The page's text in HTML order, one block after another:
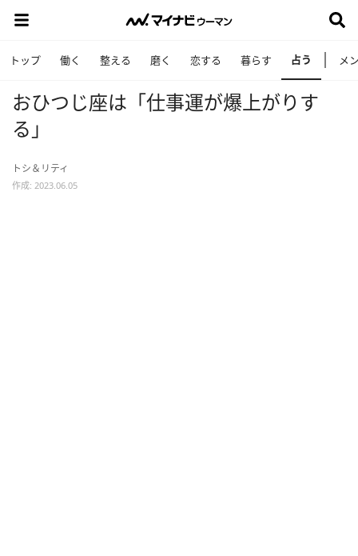
トップ 働く 整える 磨く 恋する 暮らす 占う メ
おひつじ座は「仕事運が爆上がりす
る」
トシ＆リティ
作成: 2023.06.05